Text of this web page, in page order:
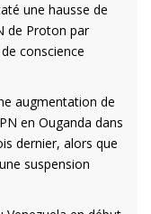
une hausse de
de Proton par
conscience
augmentation de
en Ouganda dans
dernier, alors que
suspension